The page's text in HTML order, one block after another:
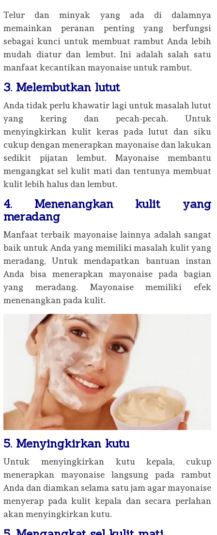
Telur dan minyak yang ada di dalamnya
memainkan peranan penting yang berfungsi
sebagai kunci untuk membuat rambut Anda lebih
mudah diatur dan lembut. Ini adalah salah satu
manfaat kecantikan mayonaise untuk rambut.
3. Melembutkan lutut
Anda tidak perlu khawatir lagi untuk masalah lutut
yang kering dan pecah-pecah. Untuk
menyingkirkan kulit keras pada lutut dan siku
cukup dengan menerapkan mayonaise dan lakukan
sedikit pijatan lembut. Mayonaise membantu
mengangkat sel kulit mati dan tentunya membuat
kulit lebih halus dan lembut.
4. Menenangkan kulit yang
meradang
Manfaat terbaik mayonaise lainnya adalah sangat
baik untuk Anda yang memiliki masalah kulit yang
meradang, Untuk mendapatkan bantuan instan
Anda bisa menerapkan mayonaise pada bagian
yang meradang. Mayonaise memiliki efek
menenangkan pada kulit.
5. Menyingkirkan kutu
Untuk menyingkirkan kutu kepala, cukup
menerapkan mayonaise langsung pada rambut
Anda dan diamkan selama satu jam agar mayonaise
menyerap pada kulit kepala dan secara perlahan
akan menyingkirkan kutu.